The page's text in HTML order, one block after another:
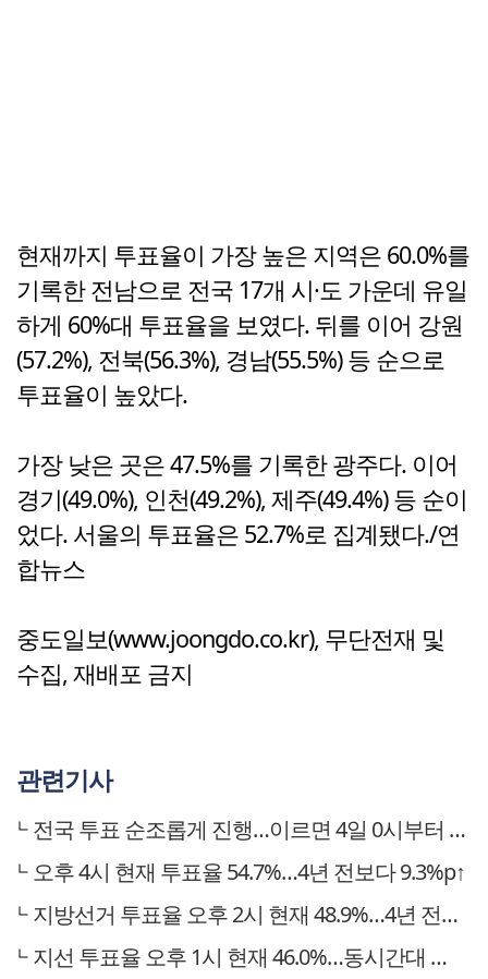
현재까지 투표율이 가장 높은 지역은 60.0%를
기록한 전남으로 전국 17개 시·도 가운데 유일
하게 60%대 투표율을 보였다. 뒤를 이어 강원
(57.2%), 전북(56.3%), 경남(55.5%) 등 순으로
투표율이 높았다.
가장 낮은 곳은 47.5%를 기록한 광주다. 이어
경기(49.0%), 인천(49.2%), 제주(49.4%) 등 순이
었다. 서울의 투표율은 52.7%로 집계됐다./연
합뉴스
중도일보(www.joongdo.co.kr), 무단전재 및
수집, 재배포 금지
관련기사
전국 투표 순조롭게 진행…이르면 4일 0시부터 당선자 윤곽
오후 4시 현재 투표율 54.7%…4년 전보다 9.3%p↑
지방선거 투표율 오후 2시 현재 48.9%…4년 전보다 8.2%p↑
지선 투표율 오후 1시 현재 46.0%…동시간대 지선 역대 최고